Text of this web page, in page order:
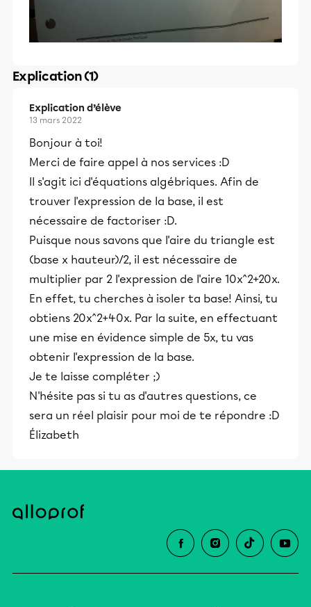
Explication (1)
Explication d’élève
13 mars 2022
Bonjour à toi!
Merci de faire appel à nos services :D
Il s'agit ici d'équations algébriques. Afin de
trouver l'expression de la base, il est
nécessaire de factoriser :D.
Puisque nous savons que l'aire du triangle est
(base x hauteur)/2, il est nécessaire de
multiplier par 2 l'expression de l'aire 10x^2+20x.
En effet, tu cherches à isoler ta base! Ainsi, tu
obtiens 20x^2+40x. Par la suite, en effectuant
une mise en évidence simple de 5x, tu vas
obtenir l'expression de la base.
Je te laisse compléter ;)
N'hésite pas si tu as d'autres questions, ce
sera un réel plaisir pour moi de te répondre :D
Élizabeth